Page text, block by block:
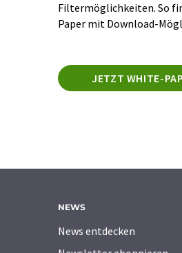
Filtermöglichkeiten. So
Paper mit Download-
JETZT WHITE-
NEWS
News entdecken